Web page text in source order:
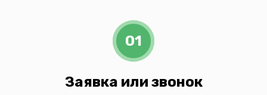
01
Заявка или звонок